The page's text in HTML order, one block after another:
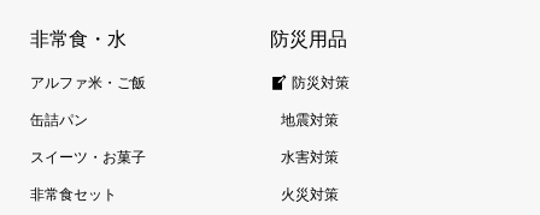
非常食・水
アルファ米・ご飯
缶詰パン
スイーツ・お菓子
非常食セット
防災用品
防災対策
地震対策
水害対策
火災対策